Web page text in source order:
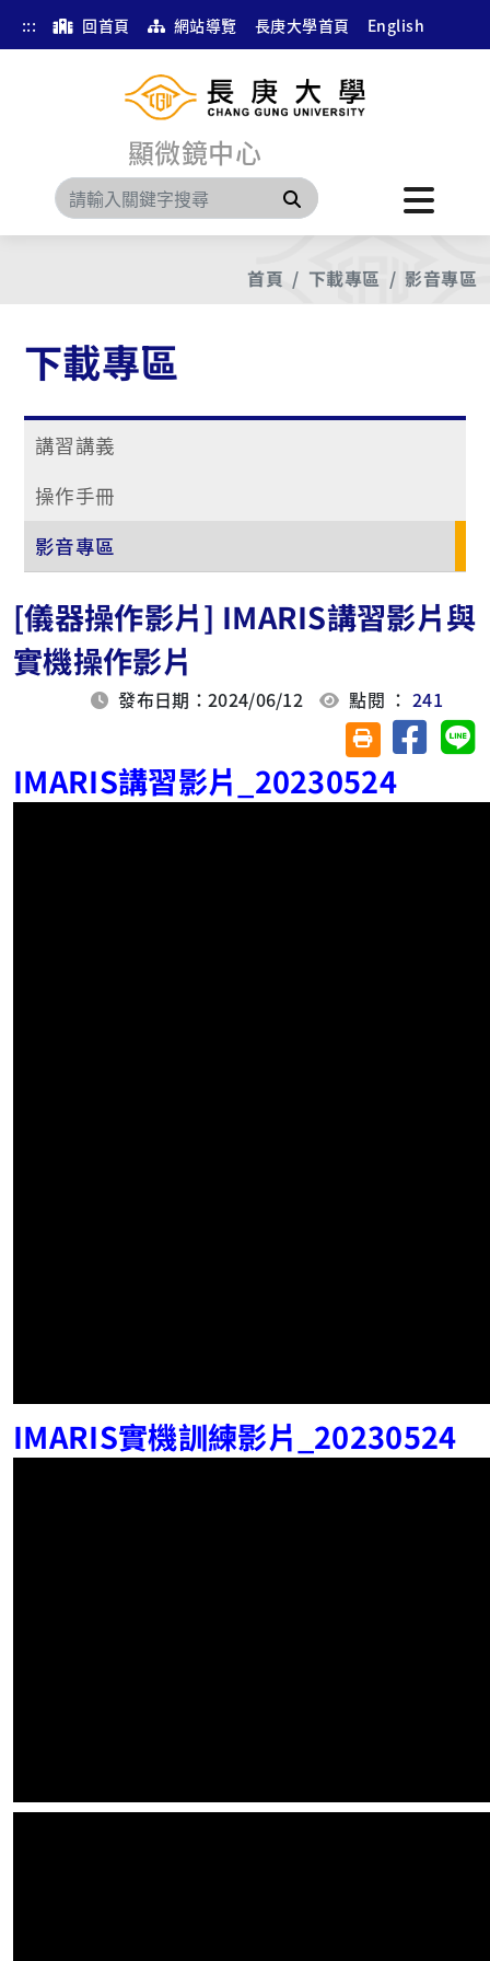
::: 回首頁 網站導覽 長庚大學首頁 English
顯微鏡中心
搜尋
首頁 下載專區 影音專區
下載專區
講習講義
操作手冊
影音專區
[儀器操作影片] IMARIS講習影片與
實機操作影片
發布日期：2024/06/12 點閱 ：241
友善列印(另開視
分享至
IMARIS講習影片_20230524
IMARIS實機訓練影片_20230524